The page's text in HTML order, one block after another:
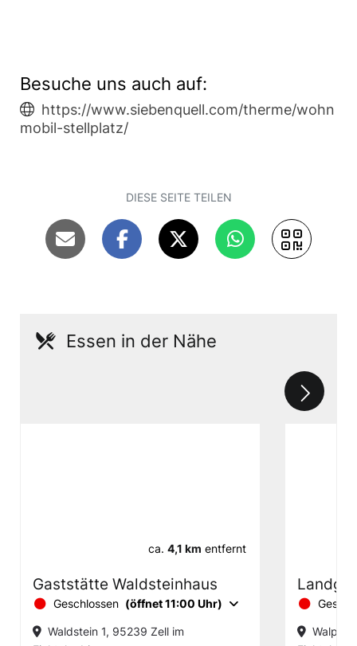
Besuche uns auch auf:
https://www.siebenquell.com/therme/wohn
mobil-stellplatz/
DIESE SEITE TEILEN
Essen in der Nähe
ca. 4,1 km entfernt
Gaststätte Waldsteinhaus
Geschlossen (öffnet 11:00 Uhr)
Waldstein 1, 95239 Zell im